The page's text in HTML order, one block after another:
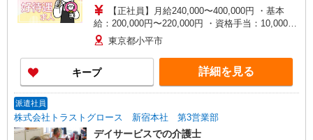
【正社員】月給240,000〜400,000円 ・基本
給：200,000円〜220,000円 ・資格手当：10,000〜
30,000円 ・役職手当：10,000〜70,000円 ・処遇改
善手当：20,000〜60,000円（勤続年数、保有資格
により変動） ・固定残業手当：20,000円（10時
間） ※固定残業時間を超過する場合には超過勤務
手当として別途支給 ・夜勤手当：10,000円/1回
歓迎 ・認知症介護基礎研修 ・初任者研修 ・実務
者研修 ・介護福祉士 など
東京都小平市
キープ 詳細を見る
派遣社員
株式会社トラストグロース 新宿本社 第3営業部
デイサービスでの介護士